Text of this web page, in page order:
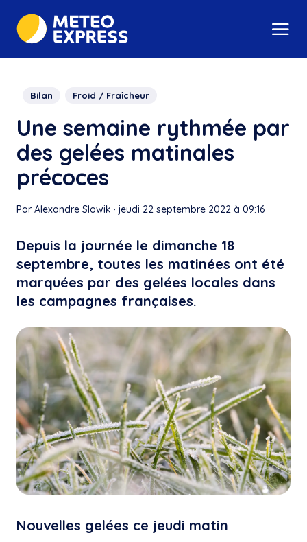
Bilan Froid / Fraîcheur
Une semaine rythmée par
des gelées matinales
précoces
Par Alexandre Slowik · jeudi 22 septembre 2022 à 09:16
Depuis la journée le dimanche 18
septembre, toutes les matinées ont été
marquées par des gelées locales dans
les campagnes françaises.
Nouvelles gelées ce jeudi matin